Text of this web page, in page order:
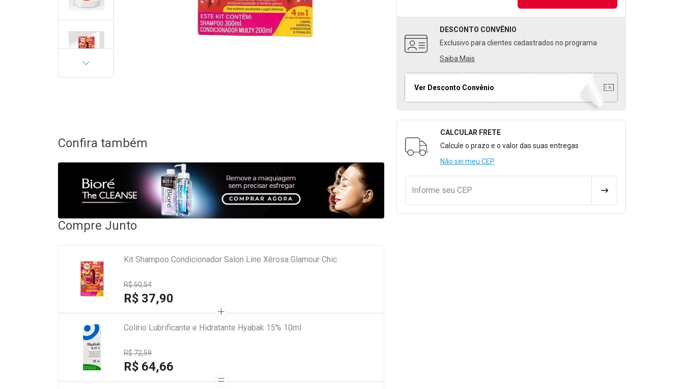
DESCONTO CONVÊNIO
Exclusivo para clientes cadastrados no programa
Saiba Mais
Ver Desconto Convênio
Formulário para Calcular o Frete
CALCULAR FRETE
Calcule o prazo e o valor das suas entregas
Não sei meu CEP
Informe seu CEP CALCULAR FRETE
PRÓXIMA
Confira também
Compre Junto
Kit Shampoo Condicionador Salon Line Xêrosa Glamour Chic
R$ 50,54
R$ 37,90
Colírio Lubrificante e Hidratante Hyabak 15% 10ml
R$ 72,59
R$ 64,66